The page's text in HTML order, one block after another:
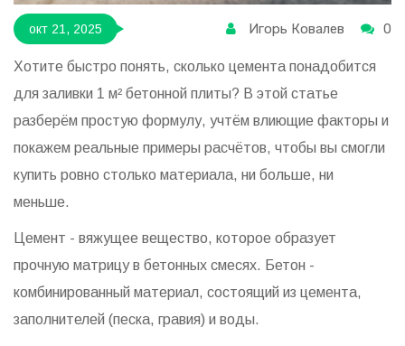
окт 21, 2025 Игорь Ковалев 0
Хотите быстро понять, сколько цемента понадобится
для заливки 1 м² бетонной плиты? В этой статье
разберём простую формулу, учтём влиющие факторы и
покажем реальные примеры расчётов, чтобы вы смогли
купить ровно столько материала, ни больше, ни
меньше.
Цемент - вяжущее вещество, которое образует
прочную матрицу в бетонных смесях. Бетон -
комбинированный материал, состоящий из цемента,
заполнителей (песка, гравия) и воды.